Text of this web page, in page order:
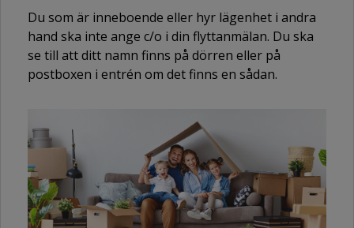
Du som är inneboende eller hyr lägenhet i andra
hand ska inte ange c/o i din flyttanmälan. Du ska
se till att ditt namn finns på dörren eller på
postboxen i entrén om det finns en sådan.